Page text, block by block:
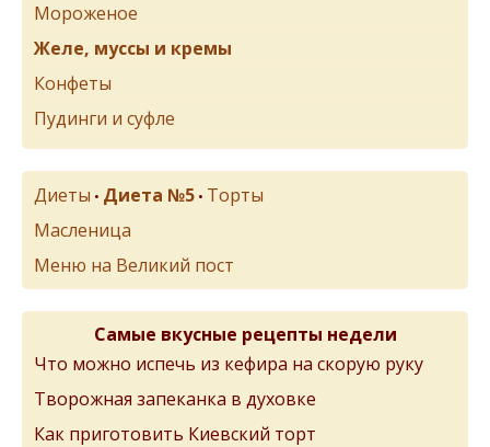
Мороженое
Желе, муссы и кремы
Конфеты
Пудинги и суфле
Диеты • Диета №5 • Торты
Масленица
Меню на Великий пост
Самые вкусные рецепты недели
Что можно испечь из кефира на скорую руку
Творожная запеканка в духовке
Как приготовить Киевский торт